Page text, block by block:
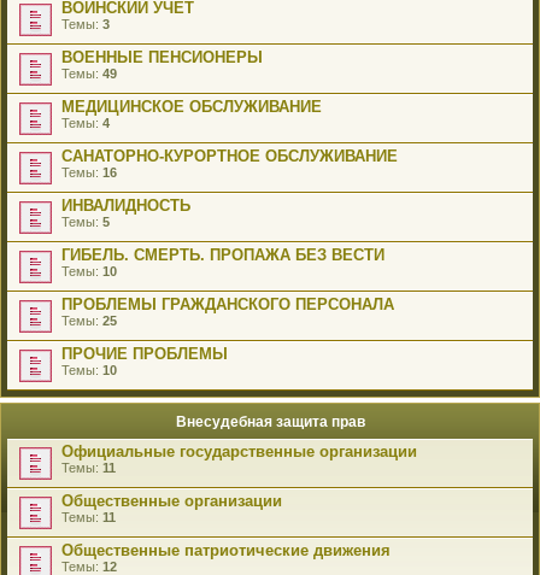
ВОИНСКИЙ УЧЕТ
Темы: 3
ВОЕННЫЕ ПЕНСИОНЕРЫ
Темы: 49
МЕДИЦИНСКОЕ ОБСЛУЖИВАНИЕ
Темы: 4
САНАТОРНО-КУРОРТНОЕ ОБСЛУЖИВАНИЕ
Темы: 16
ИНВАЛИДНОСТЬ
Темы: 5
ГИБЕЛЬ. СМЕРТЬ. ПРОПАЖА БЕЗ ВЕСТИ
Темы: 10
ПРОБЛЕМЫ ГРАЖДАНСКОГО ПЕРСОНАЛА
Темы: 25
ПРОЧИЕ ПРОБЛЕМЫ
Темы: 10
Внесудебная защита прав
Официальные государственные организации
Темы: 11
Общественные организации
Темы: 11
Общественные патриотические движения
Темы: 12